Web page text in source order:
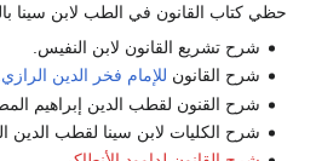
حظي كتاب القانون في الطب لابن سينا
شرح تشريع القانون لابن النفيس.
شرح القانون للإمام فخر الدين الرازي
شرح القنون لقطب الدين إبراهيم
شرح الكليات لابن سينا لقطب الدين